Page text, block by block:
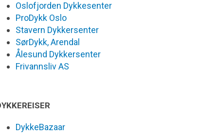
Oslofjorden Dykkesenter
ProDykk Oslo
Stavern Dykkersenter
SørDykk, Arendal
Ålesund Dykkersenter
Frivannsliv AS
DykkeBazaar